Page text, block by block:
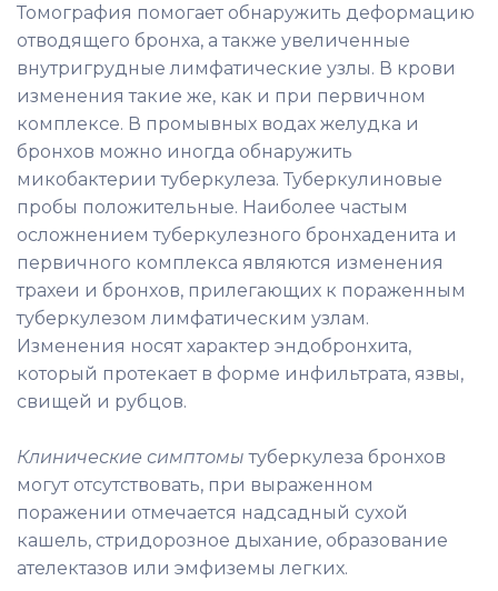
Томография помогает обнаружить деформацию
отводящего бронха, а также увеличенные
внутригрудные лимфатические узлы. В крови
изменения такие же, как и при первичном
комплексе. В промывных водах желудка и
бронхов можно иногда обнаружить
микобактерии туберкулеза. Туберкулиновые
пробы положительные. Наиболее частым
осложнением туберкулезного бронхаденита и
первичного комплекса являются изменения
трахеи и бронхов, прилегающих к пораженным
туберкулезом лимфатическим узлам.
Изменения носят характер эндобронхита,
который протекает в форме инфильтрата, язвы,
свищей и рубцов.
Клинические симптомы туберкулеза бронхов
могут отсутствовать, при выраженном
поражении отмечается надсадный сухой
кашель, стридорозное дыхание, образование
ателектазов или эмфиземы легких.